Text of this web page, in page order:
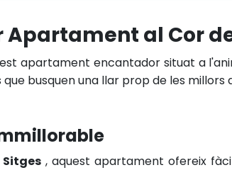
al Cor
apartament encantador situat a
busquen una llar prop de les millors
Sitges, aquest apartament ofereix